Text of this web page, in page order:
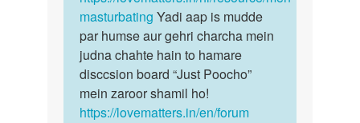
masturbating Yadi aap is mudde
par humse aur gehri charcha mein
judna chahte hain to hamare
disccsion board “Just Poocho”
mein zaroor shamil ho!
https://lovematters.in/en/forum